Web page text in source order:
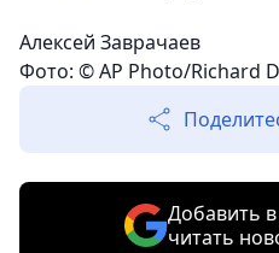
Алексей Заврачаев
Фото: © AP Photo/Richard
Добавить
читать